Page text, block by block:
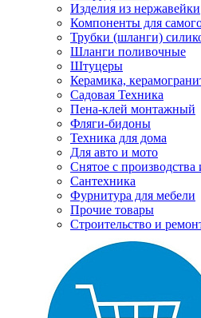
Изделия из нержавейки
Компоненты для
Трубки (шланги)
Шланги поливочные
Штуцеры
Керамика,
Садовая Техника
Пена-клей монтажный
Фляги-бидоны
Техника для дома
Для авто и мото
Снятое с
Сантехника
Фурнитура для мебели
Прочие товары
Строительство и